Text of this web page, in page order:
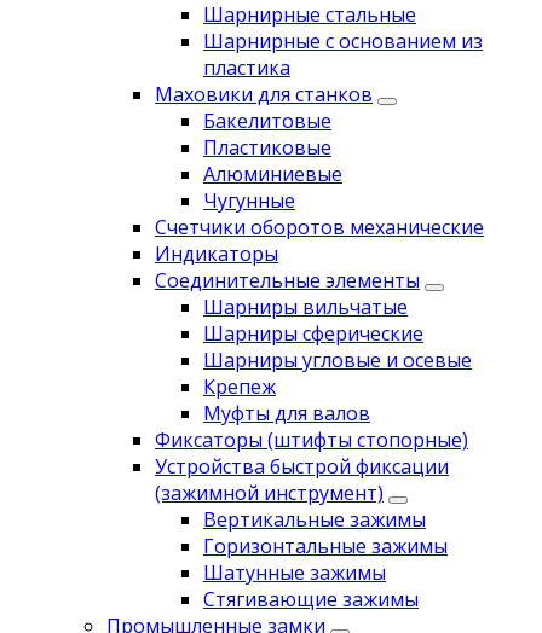
Шарнирные стальные
Шарнирные с основанием из
пластика
Маховики для станков
Бакелитовые
Пластиковые
Алюминиевые
Чугунные
Счетчики оборотов механические
Индикаторы
Соединительные элементы
Шарниры вильчатые
Шарниры сферические
Шарниры угловые и осевые
Крепеж
Муфты для валов
Фиксаторы (штифты стопорные)
Устройства быстрой фиксации
(зажимной инструмент)
Вертикальные зажимы
Горизонтальные зажимы
Шатунные зажимы
Стягивающие зажимы
Промышленные замки